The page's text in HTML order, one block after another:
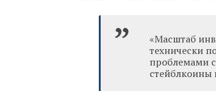
«Масштаб
технически
проблемами
стейблкоины